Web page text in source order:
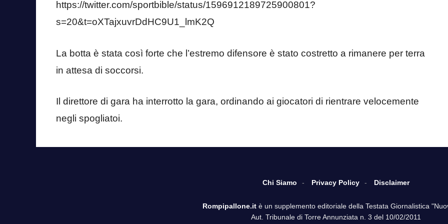
https://twitter.com/sportbible/status/1596912189725900801?
s=20&t=oXTajxuvrDdHC9U1_lmK2Q
La botta è stata così forte che l’estremo difensore è stato costretto a rimanere per terra
in attesa di soccorsi.
Il direttore di gara ha interrotto la gara, ordinando ai giocatori di rientrare velocemente
negli spogliatoi.
Chi Siamo Privacy Policy Disclaimer
Rompipallone.it è un supplemento editoriale della Testata Giornalistica
Aut. Tribunale di Torre Annunziata n. 3 del 10/02/2011